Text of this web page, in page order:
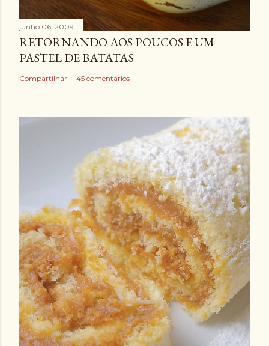
junho 06, 2009
RETORNANDO AOS POUCOS E UM
PASTEL DE BATATAS
Compartilhar 45 comentários